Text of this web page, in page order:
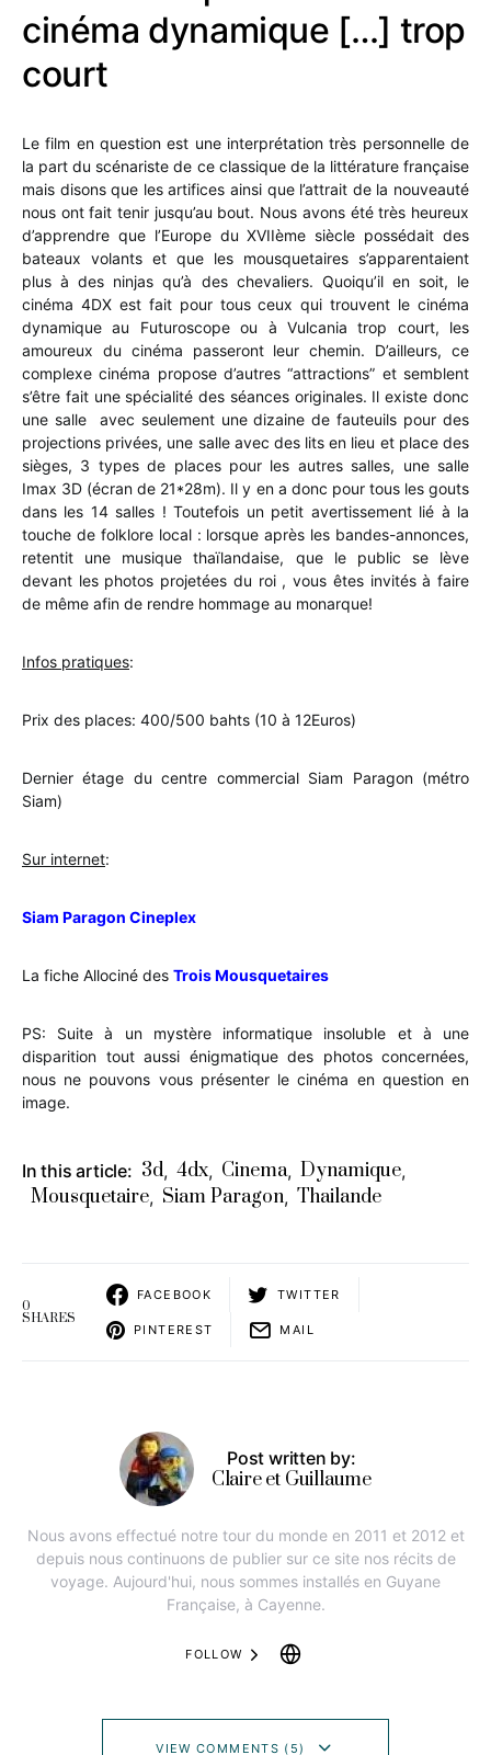
cinéma dynamique […] trop
court
Le film en question est une interprétation très personnelle de
la part du scénariste de ce classique de la littérature française
mais disons que les artifices ainsi que l’attrait de la nouveauté
nous ont fait tenir jusqu’au bout. Nous avons été très heureux
d’apprendre que l’Europe du XVIIème siècle possédait des
bateaux volants et que les mousquetaires s’apparentaient
plus à des ninjas qu’à des chevaliers. Quoiqu’il en soit, le
cinéma 4DX est fait pour tous ceux qui trouvent le cinéma
dynamique au Futuroscope ou à Vulcania trop court, les
amoureux du cinéma passeront leur chemin. D’ailleurs, ce
complexe cinéma propose d’autres “attractions” et semblent
s’être fait une spécialité des séances originales. Il existe donc
une salle avec seulement une dizaine de fauteuils pour des
projections privées, une salle avec des lits en lieu et place des
sièges, 3 types de places pour les autres salles, une salle
Imax 3D (écran de 21*28m). Il y en a donc pour tous les gouts
dans les 14 salles ! Toutefois un petit avertissement lié à la
touche de folklore local : lorsque après les bandes-annonces,
retentit une musique thaïlandaise, que le public se lève
devant les photos projetées du roi , vous êtes invités à faire
de même afin de rendre hommage au monarque!
Infos pratiques:
Prix des places: 400/500 bahts (10 à 12Euros)
Dernier étage du centre commercial Siam Paragon (métro
Siam)
Sur internet:
Siam Paragon Cineplex
La fiche Allociné des Trois Mousquetaires
PS: Suite à un mystère informatique insoluble et à une
disparition tout aussi énigmatique des photos concernées,
nous ne pouvons vous présenter le cinéma en question en
image.
In this article: 3d, 4dx, Cinema, Dynamique,
Mousquetaire, Siam Paragon, Thailande
0
SHARES
FACEBOOK TWITTER
PINTEREST MAIL
Post written by:
Claire et Guillaume
Nous avons effectué notre tour du monde en 2011 et 2012 et
depuis nous continuons de publier sur ce site nos récits de
voyage. Aujourd'hui, nous sommes installés en Guyane
Française, à Cayenne.
FOLLOW
VIEW COMMENTS (5)